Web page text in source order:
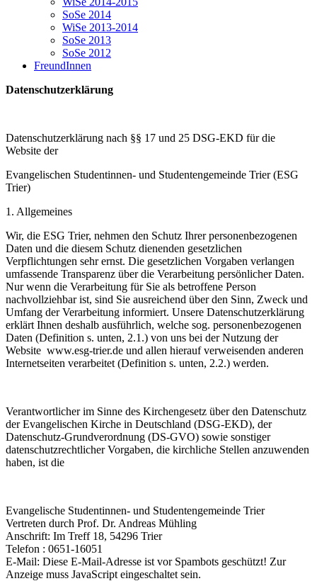
SoSe 2014
WiSe 2013-2014
SoSe 2013
SoSe 2012
FreundInnen
Datenschutzerklärung
Datenschutzerklärung nach §§ 17 und 25 DSG-EKD für die
Website der
Evangelischen Studentinnen- und Studentengemeinde Trier (ESG
Trier)
1. Allgemeines
Wir, die ESG Trier, nehmen den Schutz Ihrer personenbezogenen
Daten und die diesem Schutz dienenden gesetzlichen
Verpflichtungen sehr ernst. Die gesetzlichen Vorgaben verlangen
umfassende Transparenz über die Verarbeitung persönlicher Daten.
Nur wenn die Verarbeitung für Sie als betroffene Person
nachvollziehbar ist, sind Sie ausreichend über den Sinn, Zweck und
Umfang der Verarbeitung informiert. Unsere Datenschutzerklärung
erklärt Ihnen deshalb ausführlich, welche sog. personenbezogenen
Daten (Definition s. unten, 2.1.) von uns bei der Nutzung der
Website www.esg-trier.de und allen hierauf verweisenden anderen
Internetseiten verarbeitet (Definition s. unten, 2.2.) werden.
Verantwortlicher im Sinne des Kirchengesetz über den Datenschutz
der Evangelischen Kirche in Deutschland (DSG-EKD), der
Datenschutz-Grundverordnung (DS-GVO) sowie sonstiger
datenschutzrechtlicher Vorgaben, die kirchliche Stellen anzuwenden
haben, ist die
Evangelische Studentinnen- und Studentengemeinde Trier
Vertreten durch Prof. Dr. Andreas Mühling
Anschrift: Im Treff 18, 54296 Trier
Telefon : 0651-16051
E-Mail: Diese E-Mail-Adresse ist vor Spambots geschützt! Zur
Anzeige muss JavaScript eingeschaltet sein.